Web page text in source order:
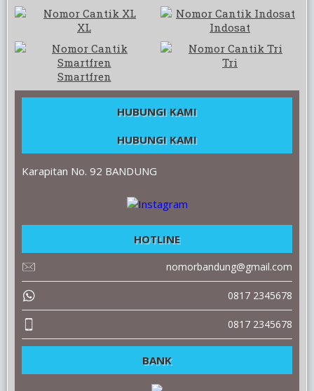
XL Indosat
Smartfren
Tri
HUBUNGI KAMI
HUBUNGI KAMI
Karapitan No. 92 BANDUNG
HOTLINE
nomorbandung@gmail.com
0817 2345678
0817 2345678
BANK